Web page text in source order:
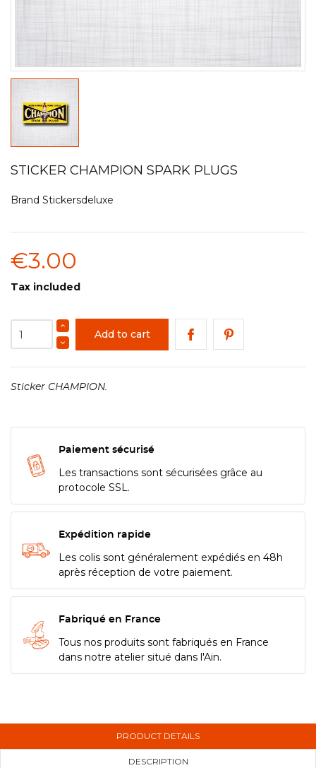
STICKER CHAMPION SPARK PLUGS
Brand Stickersdeluxe
€3.00
Tax included
Add to cart
Sticker CHAMPION.
Paiement sécurisé
Les transactions sont sécurisées grâce au
protocole SSL.
Expédition rapide
Les colis sont généralement expédiés en 48h
après réception de votre paiement.
Fabriqué en France
Tous nos produits sont fabriqués en France
dans notre atelier situé dans l'Ain.
PRODUCT DETAILS
DESCRIPTION